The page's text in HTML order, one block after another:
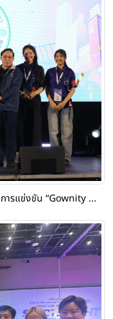
ารแข่งขัน “Gownity ...